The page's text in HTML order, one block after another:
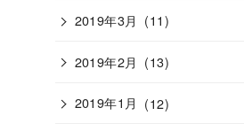
2019年3月 (11)
2019年2月 (13)
2019年1月 (12)